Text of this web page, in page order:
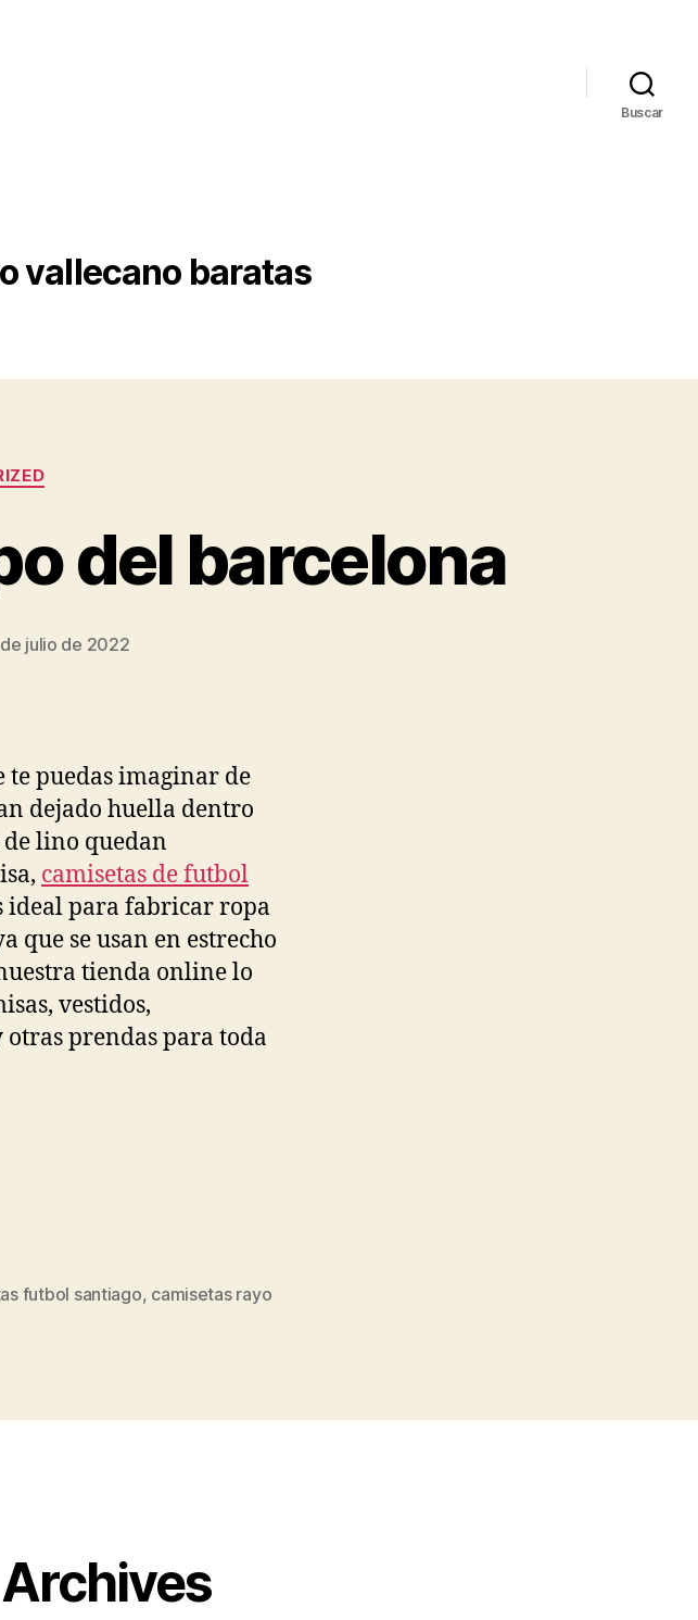
Buscar
vallecano baratas
del barcelona
julio de 2022
te puedas imaginar de
dejado huella dentro
lino quedan
camisetas de futbol
ideal para fabricar ropa
que se usan en estrecho
tienda online lo
vestidos,
otras prendas para toda
futbol santiago, camisetas rayo
Archives